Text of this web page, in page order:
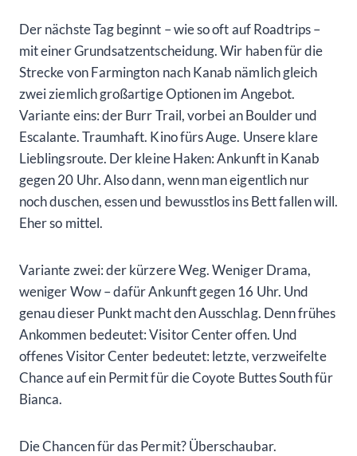
Der nächste Tag beginnt – wie so oft auf Roadtrips –
mit einer Grundsatzentscheidung. Wir haben für die
Strecke von Farmington nach Kanab nämlich gleich
zwei ziemlich großartige Optionen im Angebot.
Variante eins: der Burr Trail, vorbei an Boulder und
Escalante. Traumhaft. Kino fürs Auge. Unsere klare
Lieblingsroute. Der kleine Haken: Ankunft in Kanab
gegen 20 Uhr. Also dann, wenn man eigentlich nur
noch duschen, essen und bewusstlos ins Bett fallen will.
Eher so mittel.
Variante zwei: der kürzere Weg. Weniger Drama,
weniger Wow – dafür Ankunft gegen 16 Uhr. Und
genau dieser Punkt macht den Ausschlag. Denn frühes
Ankommen bedeutet: Visitor Center offen. Und
offenes Visitor Center bedeutet: letzte, verzweifelte
Chance auf ein Permit für die Coyote Buttes South für
Bianca.
Die Chancen für das Permit? Überschaubar.